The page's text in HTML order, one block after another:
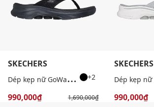
SKECHERS
D
ép kẹp nữ GoWalk 7 +2
990,000₫ 1,690,000₫
SKECHERS
990,000₫